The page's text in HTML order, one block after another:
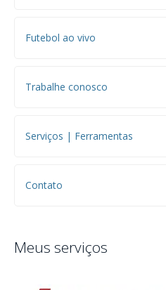
Futebol ao vivo
Trabalhe conosco
Serviços | Ferramentas
Contato
Meus serviços